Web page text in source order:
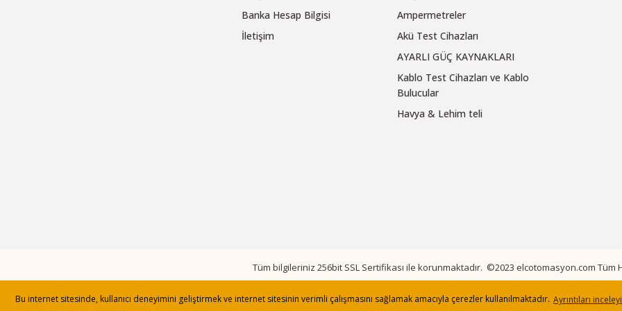
Bu internet sitesinde, kullanıcı deneyimini geliştirmek ve internet sitesinin verimli çalışmasını sağlamak amacıyla çerezler kullanılmaktadır. Ayrıntıları
Banka Hesap Bilgisi
İletişim
Ampermetreler
Akü Test Cihazları
AYARLI GÜÇ KAYNAKLARI
Kablo Test Cihazları ve Kablo
Bulucular
Havya & Lehim teli
Tüm bilgileriniz 256bit SSL Sertifikası ile korunmaktadır. ©2023 elcotomasyon.com Tüm